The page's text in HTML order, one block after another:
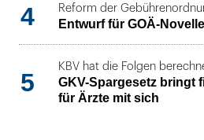
4 Reform der
Entwurf für GOÄ-
5
KBV hat die Folgen
GKV-Spargesetz bringt
für Ärzte mit sich